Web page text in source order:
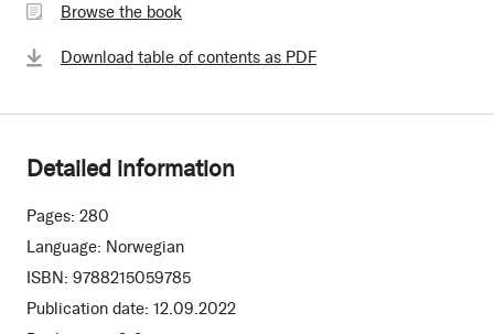
bookBrowse the book
Download table of contents as PDF
Detailed information
Pages: 280
Language: Norwegian
ISBN: 9788215059785
Publication date: 12.09.2022